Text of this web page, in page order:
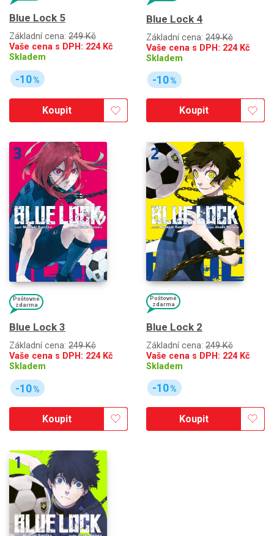
Blue Lock 5
Základní cena: 249 Kč
Vaše cena s DPH: 224Kč
Skladem
-10%
Koupit
Blue Lock 4
Základní cena: 249 Kč
Vaše cena s DPH: 224Kč
Skladem
-10%
Koupit
Poštovné
zdarma
Blue Lock 3
Základní cena: 249 Kč
Vaše cena s DPH: 224Kč
Skladem
-10%
Koupit
Poštovné
zdarma
Blue Lock 2
Základní cena: 249 Kč
Vaše cena s DPH: 224Kč
Skladem
-10%
Koupit